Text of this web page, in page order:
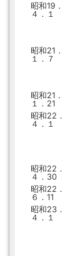
昭和19．
４．１
昭和21．
１．７
昭和21．
１．21
昭和22．
４．１
昭和22．
４．30
昭和22．
６．11
昭和23．
４．１